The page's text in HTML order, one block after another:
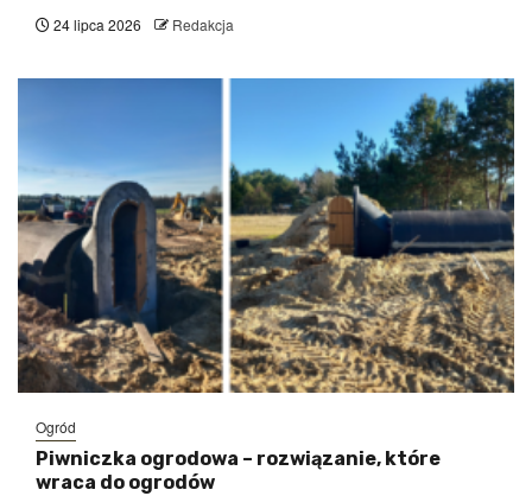
24 lipca 2026 Redakcja
Ogród
Piwniczka ogrodowa – rozwiązanie, które
wraca do ogrodów